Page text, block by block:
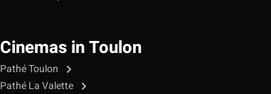
Cinemas in Toulon
Pathé Toulon
Pathé La Valette